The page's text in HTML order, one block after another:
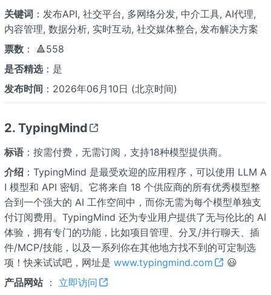
关键词 ：发布API, 社交平台, 多网络分发, 中介工具, AI代理,
内容管理, 数据分析, 实时互动, 社交媒体整合, 发布解决方案
票数： 🔺558
是否精选：是
发布时间 ：2026年06月10日 (北京时间)
2. TypingMind
标语：按需付费，无需订阅，支持18种模型提供商。
介绍：TypingMind 是最受欢迎的应用程序，可以使用 LLM A
I 模型和 API 密钥。它将来自 18 个供应商的所有优秀模型整
合到一个强大的 AI 工作空间中，而你无需为每个模型单独支
付订阅费用。TypingMind 还为专业用户提供了无与伦比的 AI
体验，拥有专门的功能，比如项目管理、分叉/并行聊天、插
件/MCP/技能，以及一系列你在其他地方找不到的可定制选
项！快来试试吧，网址是 www.typingmind.com
😃
产品网站： 立即访问